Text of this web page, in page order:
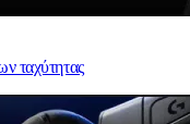
ταχύτητας